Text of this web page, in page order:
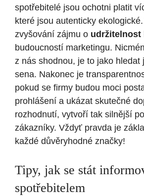
spotřebitelé jsou ochotni platit
které jsou autenticky
zvyšování zájmu o udržitelnost
budoucností marketingu.
z nás shodnou, je to jako hledat
sena. Nakonec je
pokud se firmy budou moci
prohlášení a ukázat skutečné
rozhodnutí, vytvoří tak silnější
zákazníky. Vždyť pravda je
každé důvěryhodné značky!
Tipy, jak se stát
spotřebitelem